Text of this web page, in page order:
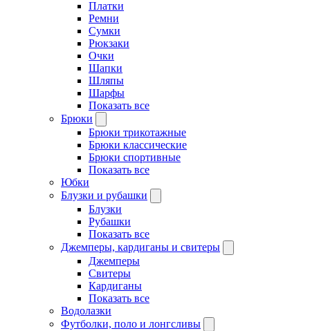
Платки
Ремни
Сумки
Рюкзаки
Очки
Шапки
Шляпы
Шарфы
Показать все
Брюки
Брюки трикотажные
Брюки классические
Брюки спортивные
Показать все
Юбки
Блузки и рубашки
Блузки
Рубашки
Показать все
Джемперы, кардиганы и свитеры
Джемперы
Свитеры
Кардиганы
Показать все
Водолазки
Футболки, поло и лонгсливы